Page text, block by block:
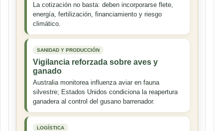
La cotización no basta: deben incorporarse flete,
energía, fertilización, financiamiento y riesgo
climático.
SANIDAD Y PRODUCCIÓN
Vigilancia reforzada sobre aves y
ganado
Australia monitorea influenza aviar en fauna
silvestre; Estados Unidos condiciona la reapertura
ganadera al control del gusano barrenador.
LOGÍSTICA